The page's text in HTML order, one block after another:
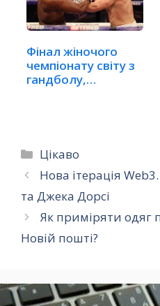
Фінал жіночого
чемпіонату світу з
гандболу,…
Категорії
Цікаво
Нова ітерація
та Джека Дорсі
Як приміряти одяг
Новій пошті?